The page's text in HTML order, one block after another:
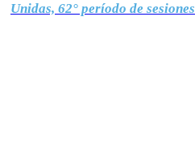
Unidas, 62° período de sesiones